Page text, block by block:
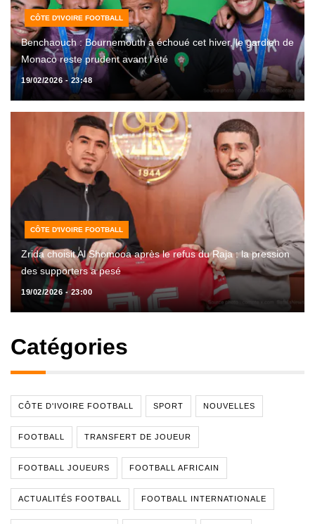
CÔTE D'IVOIRE FOOTBALL
Benchaouch : Bournemouth a échoué cet hiver, le gardien de
Monaco reste prudent avant l’été
19/02/2026 - 23:48
CÔTE D'IVOIRE FOOTBALL
Zrida choisit Al Shomooa après le refus du Raja : la pression
des supporters a pesé
19/02/2026 - 23:00
Catégories
CÔTE D'IVOIRE FOOTBALL SPORT NOUVELLES
FOOTBALL TRANSFERT DE JOUEUR
FOOTBALL JOUEURS FOOTBALL AFRICAIN
ACTUALITÉS FOOTBALL FOOTBALL INTERNATIONALE